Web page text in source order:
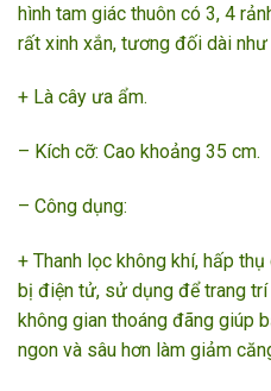
hình tam giác thuôn có 3, 4
rất xinh xắn, tương đối dài như
+ Là cây ưa ẩm.
– Kích cỡ: Cao khoảng 35 cm.
– Công dụng:
+ Thanh lọc không khí, hấp
bị điện tử, sử dụng để trang
không gian thoáng đãng giúp
ngon và sâu hơn làm giảm